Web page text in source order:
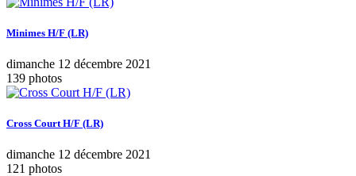
Minimes H/F (LR)
dimanche 12 décembre 2021
139 photos
Cross Court H/F (LR)
dimanche 12 décembre 2021
121 photos